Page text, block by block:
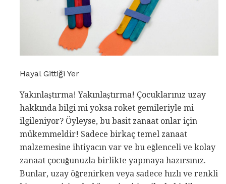
Hayal Gittiği Yer
Yakınlaştırma! Yakınlaştırma! Çocuklarınız uzay
hakkında bilgi mi yoksa roket gemileriyle mi
ilgileniyor? Öyleyse, bu basit zanaat onlar için
mükemmeldir! Sadece birkaç temel zanaat
malzemesine ihtiyacın var ve bu eğlenceli ve kolay
zanaat çocuğunuzla birlikte yapmaya hazırsınız.
Bunlar, uzay öğrenirken veya sadece hızlı ve renkli